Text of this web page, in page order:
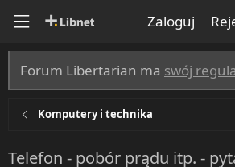
Zaloguj
Forum Libertarian ma swój
Komputery i technika
Telefon - pobór prądu itp. -